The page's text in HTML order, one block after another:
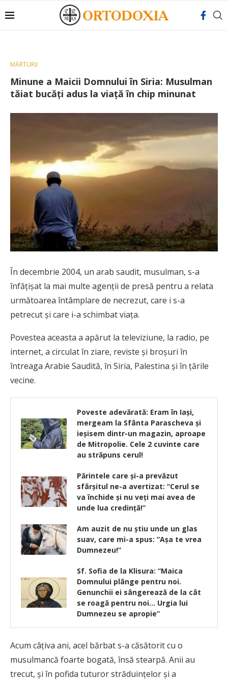
MĂRTURII
Minune a Maicii Domnului în Siria: Musulman
tăiat bucăți adus la viaţă în chip minunat
În decembrie 2004, un arab saudit, musulman, s-a
înfăţişat la mai multe agenţii de presă pentru a relata
următoarea întâmplare de necrezut, care i s-a
petrecut şi care i-a schimbat viaţa.
Povestea aceasta a apărut la televiziune, la radio, pe
internet, a circulat în ziare, reviste şi broşuri în
întreaga Arabie Saudită, în Siria, Palestina şi în ţările
vecine.
Poveste adevărată: Eram în Iași,
mergeam la Sfânta Parascheva și
ieșisem dintr-un magazin, aproape
de Mitropolie. Cele 2 cuvinte care
au străpuns cerul!
Părintele care și-a prevăzut
sfârșitul ne-a avertizat: “Cerul se
va închide și nu veți mai avea de
unde lua credință!”
Am auzit de nu ştiu unde un glas
suav, care mi-a spus: ”Aşa te vrea
Dumnezeu!”
Sf. Sofia de la Klisura: “Maica
Domnului plânge pentru noi.
Genunchii ei sângerează de la cât
se roagă pentru noi… Urgia lui
Dumnezeu se apropie”
Acum câţiva ani, acel bărbat s-a căsătorit cu o
musulmancă foarte bogată, însă stearpă. Anii au
trecut, şi în pofida tuturor străduinţelor şi a